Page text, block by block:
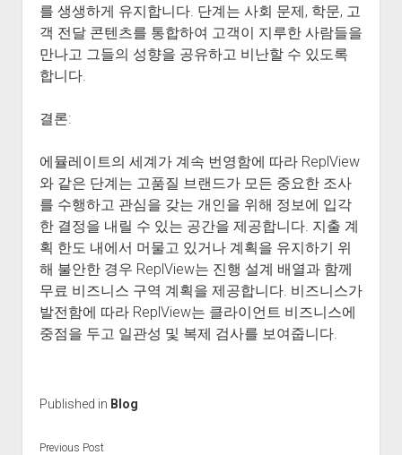
를 생생하게 유지합니다. 단계는 사회 문제, 학문, 고
객 전달 콘텐츠를 통합하여 고객이 지루한 사람들을
만나고 그들의 성향을 공유하고 비난할 수 있도록
합니다.
결론:
에뮬레이트의 세계가 계속 번영함에 따라 ReplView
와 같은 단계는 고품질 브랜드가 모든 중요한 조사
를 수행하고 관심을 갖는 개인을 위해 정보에 입각
한 결정을 내릴 수 있는 공간을 제공합니다. 지출 계
획 한도 내에서 머물고 있거나 계획을 유지하기 위
해 불안한 경우 ReplView는 진행 설계 배열과 함께
무료 비즈니스 구역 계획을 제공합니다. 비즈니스가
발전함에 따라 ReplView는 클라이언트 비즈니스에
중점을 두고 일관성 및 복제 검사를 보여줍니다.
Published in Blog
Previous Post